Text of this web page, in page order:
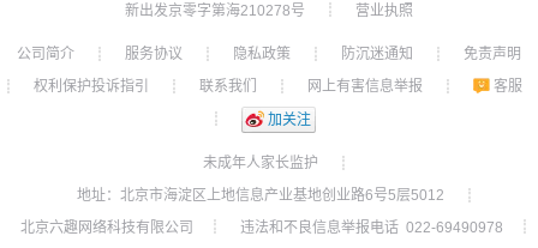
新出发京零字第海210278号
┊ 营业执照
公司简介 ┊ 服务协议 ┊ 隐私政策 ┊ 防沉迷通知 ┊
免责声明
┊
权利保护投诉指引 ┊ 联系我们 ┊ 网上有害信息举报 ┊
客服
┊
加关注
未成年人家长监护
┊
地址：北京市海淀区上地信息产业基地创业路6号5层5012
┊
北京六趣网络科技有限公司
┊ 违法和不良信息举报电话 022-69490978
┊